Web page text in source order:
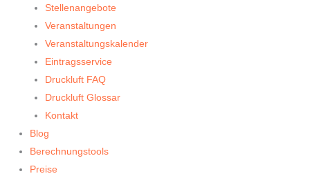
Stellenangebote
Veranstaltungen
Veranstaltungskalender
Eintragsservice
Druckluft FAQ
Druckluft Glossar
Kontakt
Blog
Berechnungstools
Preise